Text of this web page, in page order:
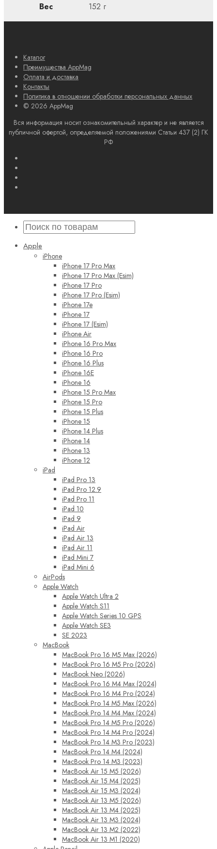
Вес 152 г
Каталог
Преимущества AppMag
Оплата и доставка
Контакты
Политика в отношении обработки персональных данных
© 2026 AppMag
Вся информация носит ознакомительный характер и не является
публичной офертой, определяемой положениями Статьи 437 (2) ГК
РФ
Apple
iPhone
iPhone 17 Pro Max
iPhone 17 Pro Max (Esim)
iPhone 17 Pro
iPhone 17 Pro (Esim)
iPhone 17e
iPhone 17
iPhone 17 (Esim)
iPhone Air
iPhone 16 Pro Max
iPhone 16 Pro
iPhone 16 Plus
iPhone 16E
iPhone 16
iPhone 15 Pro Max
iPhone 15 Pro
iPhone 15 Plus
iPhone 15
iPhone 14 Plus
iPhone 14
iPhone 13
iPhone 12
iPad
iPad Pro 13
iPad Pro 12.9
iPad Pro 11
iPad 10
iPad 9
iPad Air
iPad Air 13
iPad Air 11
iPad Mini 7
iPad Mini 6
AirPods
Apple Watch
Apple Watch Ultra 2
Apple Watch S11
Apple Watch Series 10 GPS
Apple Watch SE3
SE 2023
MacBook
MacBook Pro 16 M5 Max (2026)
MacBook Pro 16 M5 Pro (2026)
MacBook Neo (2026)
MacBook Pro 16 M4 Max (2024)
MacBook Pro 16 M4 Pro (2024)
MacBook Pro 14 M5 Max (2026)
MacBook Pro 14 M4 Max (2024)
MacBook Pro 14 M5 Pro (2026)
MacBook Pro 14 M4 Pro (2024)
MacBook Pro 14 M3 Pro (2023)
MacBook Pro 14 M4 (2024)
MacBook Pro 14 M3 (2023)
MacBook Air 15 M5 (2026)
MacBook Air 15 M4 (2025)
MacBook Air 15 M3 (2024)
MacBook Air 13 M5 (2026)
MacBook Air 13 M4 (2025)
MacBook Air 13 M3 (2024)
MacBook Air 13 M2 (2022)
MacBook Air 13 M1 (2020)